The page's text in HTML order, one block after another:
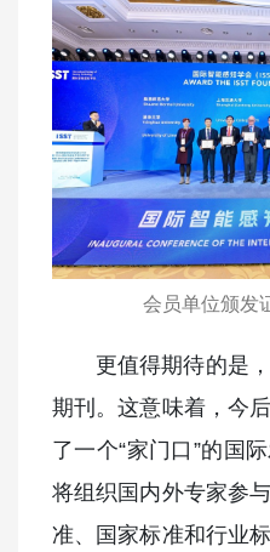
会员单位颁发
更值得期待的是
期刊。这意味着，今
了一个“家门口”的国
将组织国内外专家参
准、国家标准和行业